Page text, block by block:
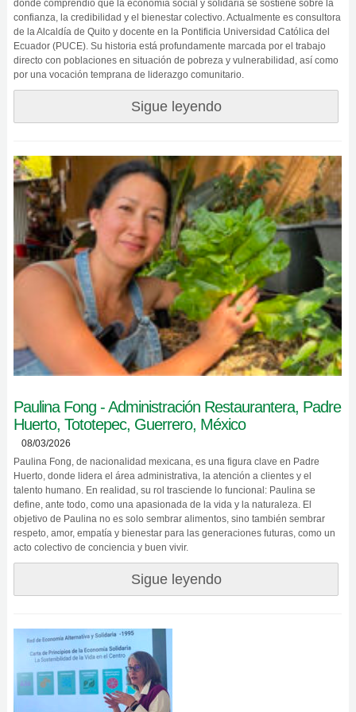
donde comprendió que la economía social y solidaria se sostiene sobre la
confianza, la credibilidad y el bienestar colectivo. Actualmente es consultora
de la Alcaldía de Quito y docente en la Pontificia Universidad Católica del
Ecuador (PUCE). Su historia está profundamente marcada por el trabajo
directo con poblaciones en situación de pobreza y vulnerabilidad, así como
por una vocación temprana de liderazgo comunitario.
Sigue leyendo
Paulina Fong - Administración Restaurantera, Padre
Huerto, Tototepec, Guerrero, México
08/03/2026
Paulina Fong, de nacionalidad mexicana, es una figura clave en Padre
Huerto, donde lidera el área administrativa, la atención a clientes y el
talento humano. En realidad, su rol trasciende lo funcional: Paulina se
define, ante todo, como una apasionada de la vida y la naturaleza. El
objetivo de Paulina no es solo sembrar alimentos, sino también sembrar
respeto, amor, empatía y bienestar para las generaciones futuras, como un
acto colectivo de conciencia y buen vivir.
Sigue leyendo